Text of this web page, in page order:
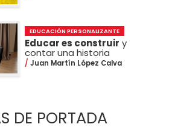
EDUCACIÓN PERSONALIZANTE
Educar es construir y
contar una historia
Juan Martín López Calva
DE PORTADA